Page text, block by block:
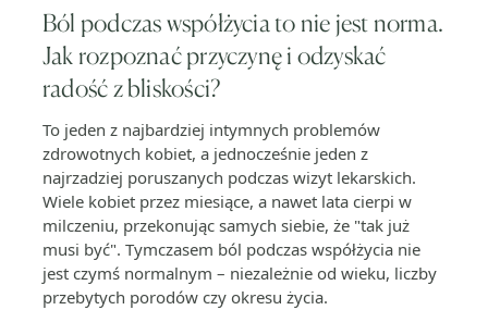
Ból podczas współżycia to nie jest norma.
Jak rozpoznać przyczynę i odzyskać
radość z bliskości?
To jeden z najbardziej intymnych problemów
zdrowotnych kobiet, a jednocześnie jeden z
najrzadziej poruszanych podczas wizyt lekarskich.
Wiele kobiet przez miesiące, a nawet lata cierpi w
milczeniu, przekonując samych siebie, że "tak już
musi być". Tymczasem ból podczas współżycia nie
jest czymś normalnym – niezależnie od wieku, liczby
przebytych porodów czy okresu życia.